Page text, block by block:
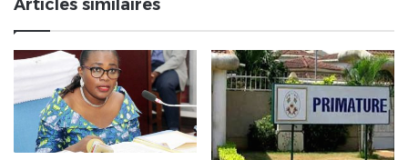
dans
l'application
décisions
Articles similaires